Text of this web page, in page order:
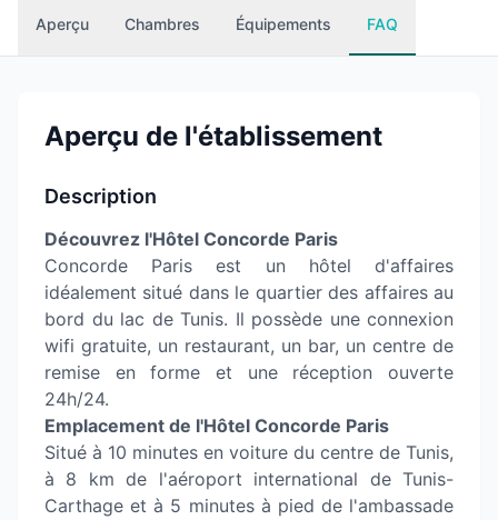
Aperçu Chambres Équipements FAQ
Aperçu de l'établissement
Description
Découvrez l'Hôtel Concorde Paris
Concorde Paris est un hôtel d'affaires
idéalement situé dans le quartier des affaires au
bord du lac de Tunis. Il possède une connexion
wifi gratuite, un restaurant, un bar, un centre de
remise en forme et une réception ouverte
24h/24.
Emplacement de l'Hôtel Concorde Paris
Situé à 10 minutes en voiture du centre de Tunis,
à 8 km de l'aéroport international de Tunis-
Carthage et à 5 minutes à pied de l'ambassade